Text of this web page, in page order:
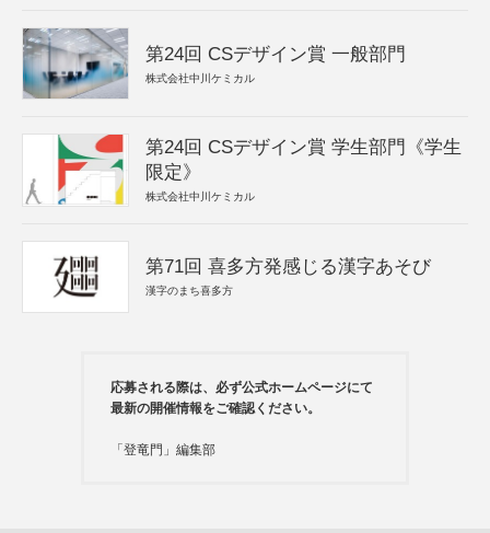
第24回 CSデザイン賞 一般部門
株式会社中川ケミカル
第24回 CSデザイン賞 学生部門《学生
限定》
株式会社中川ケミカル
第71回 喜多方発感じる漢字あそび
漢字のまち喜多方
応募される際は、必ず公式ホームページにて
最新の開催情報をご確認ください。
「登竜門」編集部